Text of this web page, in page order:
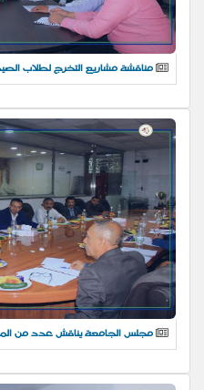
مناقشة مشاريع التخرج لطلاب
مجلس الجامعة يناقش عدد من